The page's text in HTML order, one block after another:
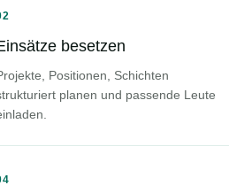
besetzen
Positionen, Schichten
planen und passende Leute